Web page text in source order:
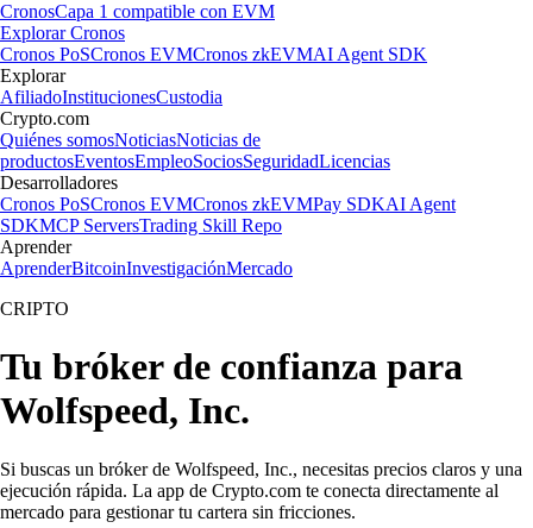
CronosCapa 1 compatible con EVM
Explorar Cronos
Cronos PoSCronos EVMCronos zkEVMAI Agent SDK
Explorar
AfiliadoInstitucionesCustodia
Crypto.com
Quiénes somosNoticiasNoticias de
productosEventosEmpleoSociosSeguridadLicencias
Desarrolladores
Cronos PoSCronos EVMCronos zkEVMPay SDKAI Agent
SDKMCP ServersTrading Skill Repo
Aprender
AprenderBitcoinInvestigaciónMercado
CRIPTO
Tu bróker de confianza para
Wolfspeed, Inc.
Si buscas un bróker de Wolfspeed, Inc., necesitas precios claros y una
ejecución rápida. La app de Crypto.com te conecta directamente al
mercado para gestionar tu cartera sin fricciones.